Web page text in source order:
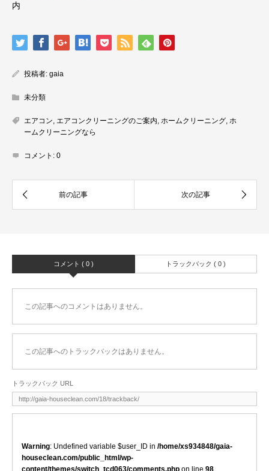
内
投稿者: gaia
未分類
エアコン, エアコンクリーニングのご案内, ホームクリーニング, ホ
ームクリーニングなら
コメント: 0
コメント ( 0 ) トラックバック ( 0 )
この記事へのコメントはありません。
この記事へのトラックバックはありません。
トラックバック URL
Warning : Undefined variable $user_ID in /home/xs934848/gaia-
houseclean.com/public_html/wp-
content/themes/switch_tcd063/comments.php on line 98